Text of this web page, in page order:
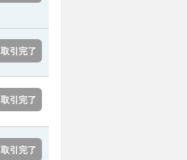
取引完了
取引完了
取引完了